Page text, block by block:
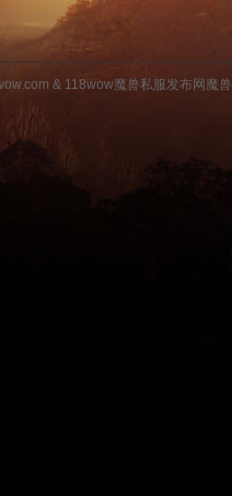
& 118wow魔兽私服发布网魔